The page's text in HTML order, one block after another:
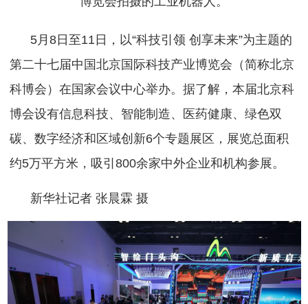
5月8日至11日，以“科技引领 创享未来”为主题的
第二十七届中国北京国际科技产业博览会（简称北京
科博会）在国家会议中心举办。据了解，本届北京科
博会设有信息科技、智能制造、医药健康、绿色双
碳、数字经济和区域创新6个专题展区，展览总面积
约5万平方米，吸引800余家中外企业和机构参展。
新华社记者 张晨霖 摄